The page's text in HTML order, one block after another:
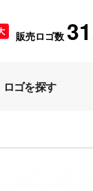
販売ロゴ数
ロゴを探す